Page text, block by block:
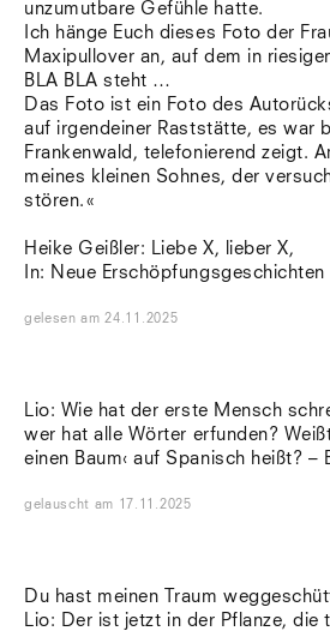
unzumutbare Gefühle hatte.
Ich hänge Euch dieses Foto der
Maxipullover an, auf dem in
BLA BLA steht …
Das Foto ist ein Foto des
auf irgendeiner Raststätte, es war
Frankenwald, telefonierend zeigt.
meines kleinen Sohnes, der
stören.«
Heike Geißler: Liebe X, lieber X,
In: Neue Erschöpfungsgeschichten
gelesen am24.11.2025
Lio: Wie hat der erste Mensch
wer hat alle Wörter erfunden?
einen Baum‹ auf Spanisch heißt? –
gelauscht am 17.11.2025
Du hast meinen Traum
Lio: Der ist jetzt in der Pflanze, die